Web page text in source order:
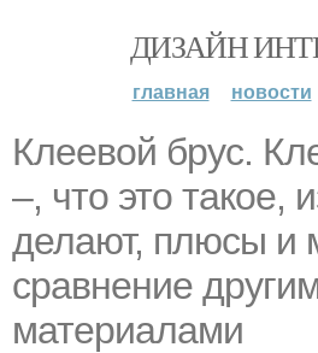
ДИЗАЙН
главная новости
Клеевой брус.
–, что это такое,
делают, плюсы и
сравнение
материалами